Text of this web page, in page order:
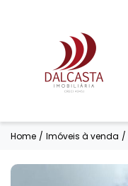
Home / Imóveis à venda /